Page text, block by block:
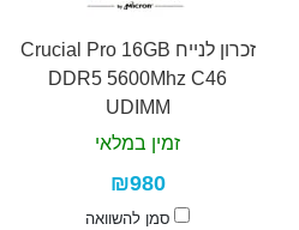
זכרון לנייח Crucial Pro 16GB
DDR5 5600Mhz C46
UDIMM
זמין במלאי
₪980
סמן להשוואה